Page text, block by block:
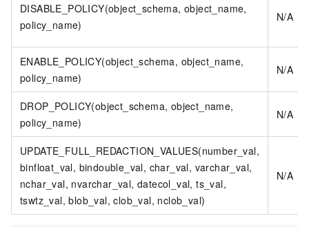
DISABLE_POLICY(object_schema, object_name,
policy_name)
N/A
ENABLE_POLICY(object_schema, object_name,
policy_name)
N/A
DROP_POLICY(object_schema, object_name,
policy_name)
N/A
UPDATE_FULL_REDACTION_VALUES(number_val,
binfloat_val, bindouble_val, char_val, varchar_val,
nchar_val, nvarchar_val, datecol_val, ts_val,
tswtz_val, blob_val, clob_val, nclob_val)
N/A